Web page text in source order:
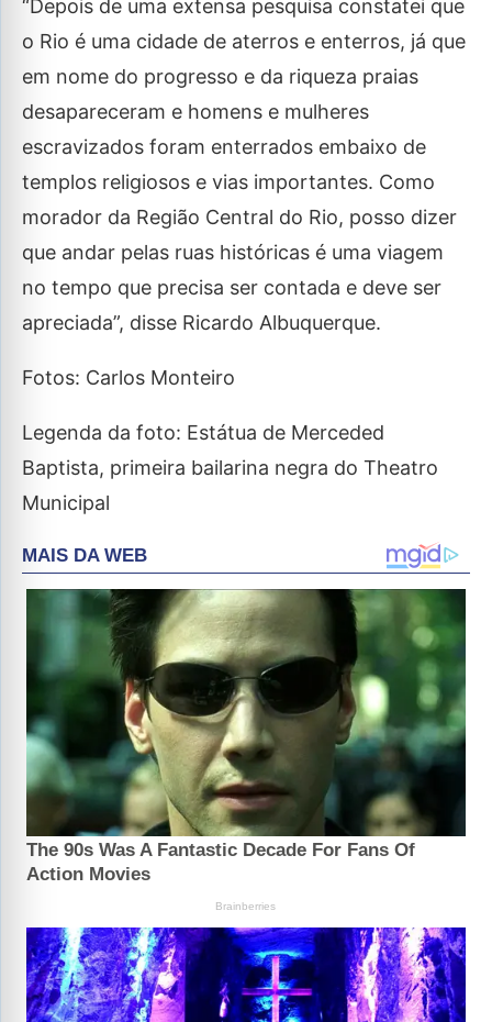
“Depois de uma extensa pesquisa constatei que
o Rio é uma cidade de aterros e enterros, já que
em nome do progresso e da riqueza praias
desapareceram e homens e mulheres
escravizados foram enterrados embaixo de
templos religiosos e vias importantes. Como
morador da Região Central do Rio, posso dizer
que andar pelas ruas históricas é uma viagem
no tempo que precisa ser contada e deve ser
apreciada”, disse Ricardo Albuquerque.
Fotos: Carlos Monteiro
Legenda da foto: Estátua de Merceded
Baptista, primeira bailarina negra do Theatro
Municipal